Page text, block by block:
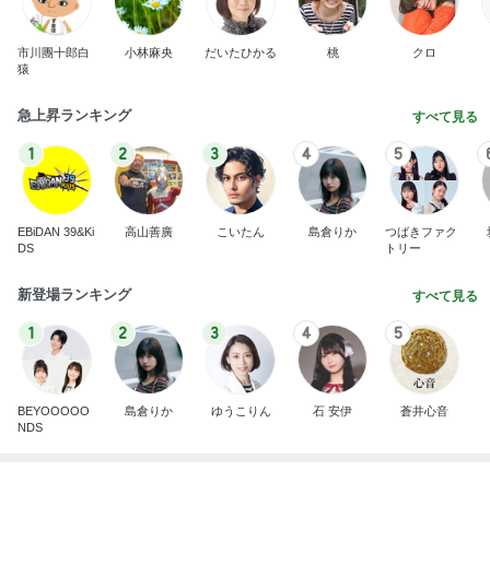
市川團十郎白
猿
小林麻央 だいたひかる 桃 クロ
急上昇ランキング すべて見る
1
EBiDAN 39&Ki
DS
2
高山善廣
3
こいたん
4
島倉りか
5
つばきファク
トリー
新登場ランキング すべて見る
1
BEYOOOOO
NDS
2
島倉りか
3
ゆうこりん
4
石 安伊
5
蒼井心音